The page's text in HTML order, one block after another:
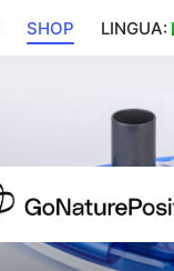
SHOP LINGUA: